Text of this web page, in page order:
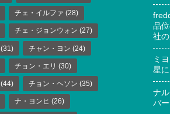
チェ・イルファ (28)
チェ・ジョンウォン (27)
(31) チャン・ヨン (24)
チョン・エリ (30)
(44) チョン・ヘソン (35)
ナ・ヨンヒ (26)
品
社
ミ
星
ナ
バ